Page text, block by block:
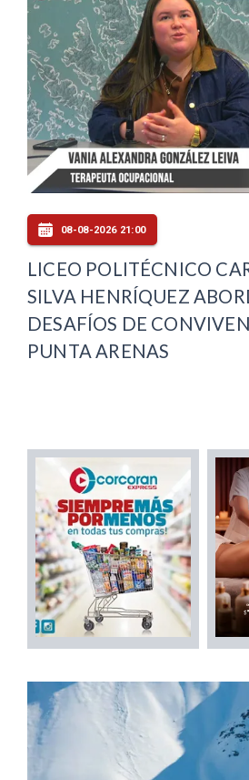
08-08-2026 21:00
LICEO POLITÉCNICO
SILVA HENRÍQUEZ
DESAFÍOS DE
PUNTA ARENAS